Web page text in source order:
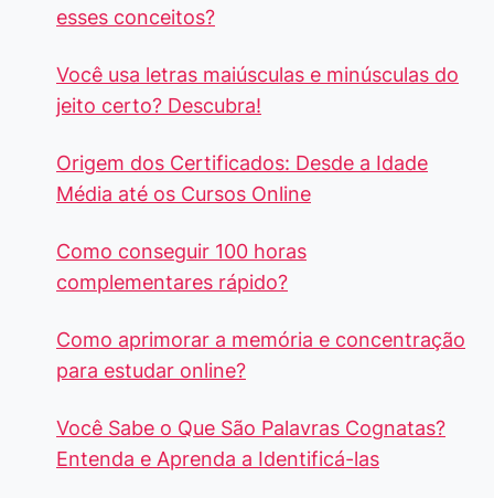
esses conceitos?
Você usa letras maiúsculas e minúsculas do
jeito certo? Descubra!
Origem dos Certificados: Desde a Idade
Média até os Cursos Online
Como conseguir 100 horas
complementares rápido?
Como aprimorar a memória e concentração
para estudar online?
Você Sabe o Que São Palavras Cognatas?
Entenda e Aprenda a Identificá-las